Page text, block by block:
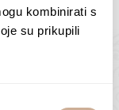
kombinirati s
su prikupili
– 138,00€Raspon
cijena:
OPCIJE